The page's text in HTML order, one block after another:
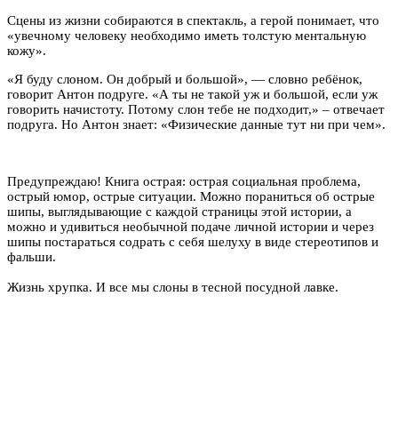
Сцены из жизни собираются в спектакль, а герой понимает, что
«увечному человеку необходимо иметь толстую ментальную
кожу».
«Я буду слоном. Он добрый и большой», — словно ребёнок,
говорит Антон подруге. «А ты не такой уж и большой, если уж
говорить начистоту. Потому слон тебе не подходит,» – отвечает
подруга. Но Антон знает: «Физические данные тут ни при чем».
Предупреждаю! Книга острая: острая социальная проблема,
острый юмор, острые ситуации. Можно пораниться об острые
шипы, выглядывающие с каждой страницы этой истории, а
можно и удивиться необычной подаче личной истории и через
шипы постараться содрать с себя шелуху в виде стереотипов и
фальши.
Жизнь хрупка. И все мы слоны в тесной посудной лавке.